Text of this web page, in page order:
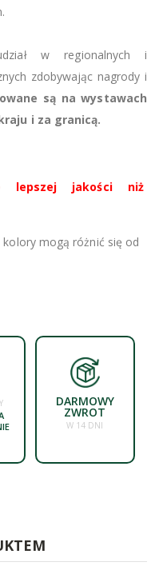
w regionalnych i
zdobywając nagrody i
są na wystawach
i za granicą.
lepszej jakości niż
mogą różnić się od
DARMOWY
ZWROT
W 14 DNI